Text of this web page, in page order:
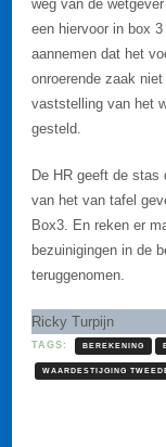
weg van de
een hiervoor in box
aannemen dat het
onroerende zaak
vaststelling van het
gesteld.
De HR geeft de stas
van het van tafel
Box3. En reken er
bezuinigingen in de
teruggenomen.
Ricky Turpijn
TAGS: BEREKENING
WAARDESTIJGING